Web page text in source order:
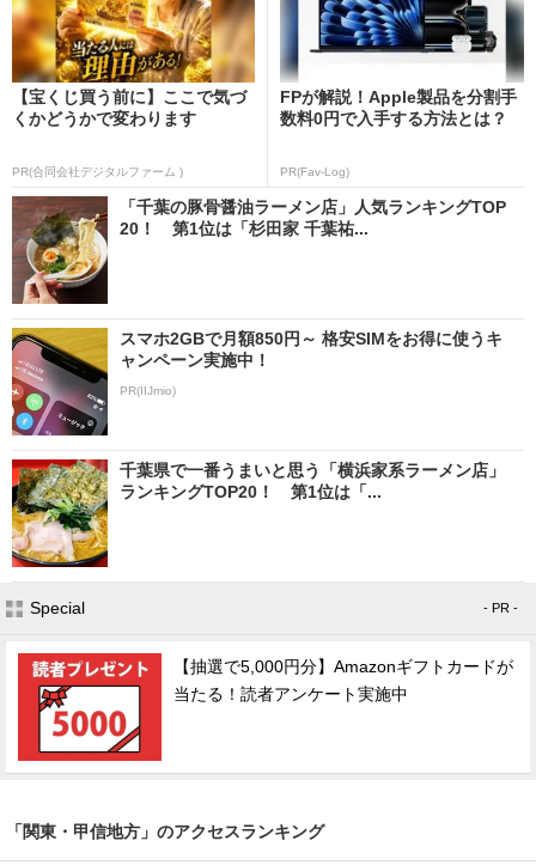
【宝くじ買う前に】ここで気づ
くかどうかで変わります
PR(合同会社デジタルファーム )
FPが解説！Apple製品を分割手
数料0円で入手する方法とは？
PR(Fav-Log)
「千葉の豚骨醤油ラーメン店」人気ランキングTOP
20！ 第1位は「杉田家 千葉祐...
スマホ2GBで月額850円～ 格安SIMをお得に使うキ
ャンペーン実施中！
PR(IIJmio)
千葉県で一番うまいと思う「横浜家系ラーメン店」
ランキングTOP20！ 第1位は「...
Special - PR -
【抽選で5,000円分】Amazonギフトカードが
当たる！読者アンケート実施中
「関東・甲信地方」のアクセスランキング